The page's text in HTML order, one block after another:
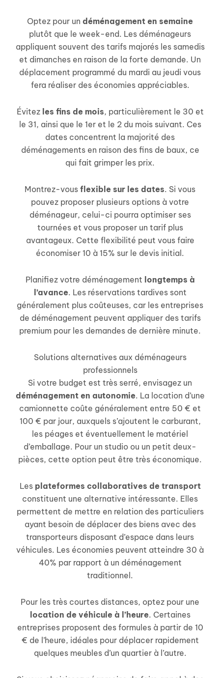
Optez pour un déménagement en semaine
plutôt que le week-end. Les déménageurs
appliquent souvent des tarifs majorés les samedis
et dimanches en raison de la forte demande. Un
déplacement programmé du mardi au jeudi vous
fera réaliser des économies appréciables.
Évitez les fins de mois, particulièrement le 30 et
le 31, ainsi que le 1er et le 2 du mois suivant. Ces
dates concentrent la majorité des
déménagements en raison des fins de baux, ce
qui fait grimper les prix.
Montrez-vous flexible sur les dates. Si vous
pouvez proposer plusieurs options à votre
déménageur, celui-ci pourra optimiser ses
tournées et vous proposer un tarif plus
avantageux. Cette flexibilité peut vous faire
économiser 10 à 15% sur le devis initial.
Planifiez votre déménagement longtemps à
l’avance. Les réservations tardives sont
généralement plus coûteuses, car les entreprises
de déménagement peuvent appliquer des tarifs
premium pour les demandes de dernière minute.
Solutions alternatives aux déménageurs
professionnels
Si votre budget est très serré, envisagez un
déménagement en autonomie. La location d’une
camionnette coûte généralement entre 50 € et
100 € par jour, auxquels s’ajoutent le carburant,
les péages et éventuellement le matériel
d’emballage. Pour un studio ou un petit deux-
pièces, cette option peut être très économique.
Les plateformes collaboratives de transport
constituent une alternative intéressante. Elles
permettent de mettre en relation des particuliers
ayant besoin de déplacer des biens avec des
transporteurs disposant d’espace dans leurs
véhicules. Les économies peuvent atteindre 30 à
40% par rapport à un déménagement
traditionnel.
Pour les très courtes distances, optez pour une
location de véhicule à l’heure. Certaines
entreprises proposent des formules à partir de 10
€ de l’heure, idéales pour déplacer rapidement
quelques meubles d’un quartier à l’autre.